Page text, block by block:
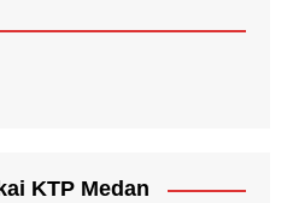
KTP Medan